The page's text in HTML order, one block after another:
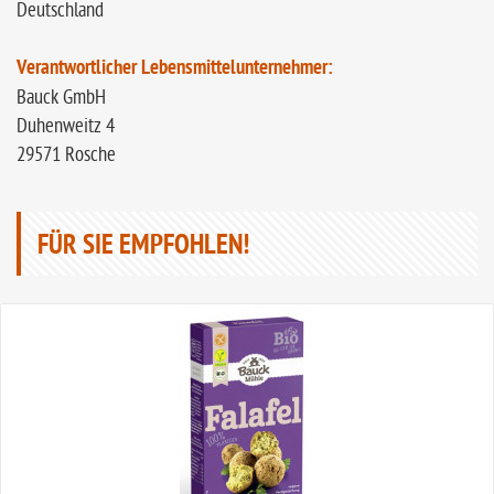
Deutschland
Verantwortlicher Lebensmittelunternehmer:
Bauck GmbH
Duhenweitz 4
29571 Rosche
FÜR SIE EMPFOHLEN!